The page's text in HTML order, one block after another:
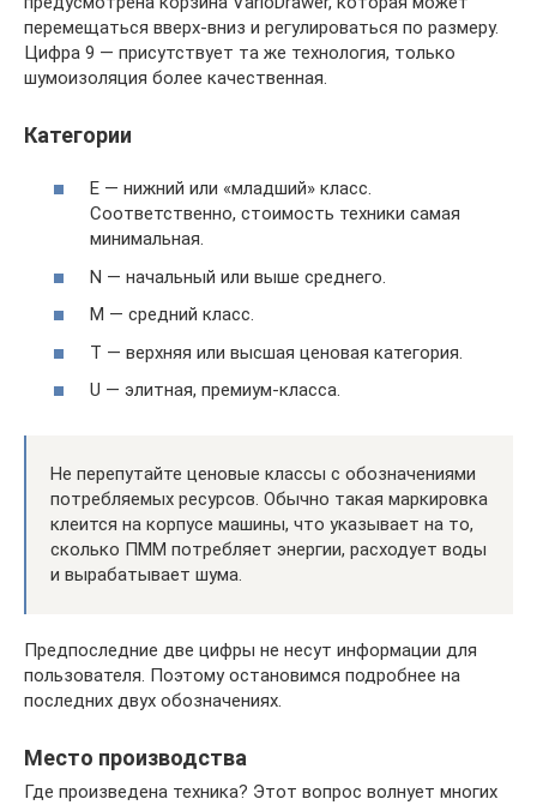
перемещаться вверх-вниз и регулироваться по размеру.
Цифра 9 — присутствует та же технология, только
шумоизоляция более качественная.
Категории
E — нижний или «младший» класс.
Соответственно, стоимость техники самая
минимальная.
N — начальный или выше среднего.
М — средний класс.
Т — верхняя или высшая ценовая категория.
U — элитная, премиум-класса.
Не перепутайте ценовые классы с обозначениями
потребляемых ресурсов. Обычно такая маркировка
клеится на корпусе машины, что указывает на то,
сколько ПММ потребляет энергии, расходует воды
и вырабатывает шума.
Предпоследние две цифры не несут информации для
пользователя. Поэтому остановимся подробнее на
последних двух обозначениях.
Место производства
Где произведена техника? Этот вопрос волнует многих